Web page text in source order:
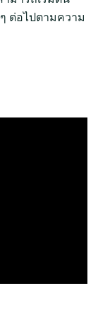
ต่อไปตามความ